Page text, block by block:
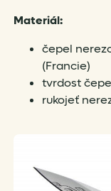
Materiál:
čepel
(Francie)
tvrdost
rukojeť